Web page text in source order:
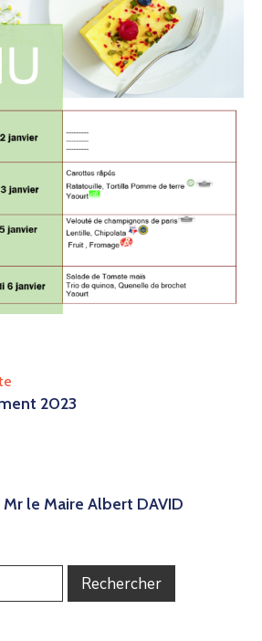
2023
le Maire Albert DAVID